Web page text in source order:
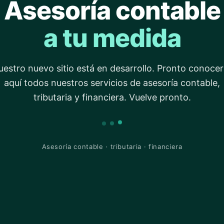
Asesoría contable
a tu medida
nuevo sitio está en desarrollo. Pronto
aquí todos nuestros servicios de asesoría contable,
tributaria y financiera. Vuelve pronto.
Asesoría contable · tributaria · financiera